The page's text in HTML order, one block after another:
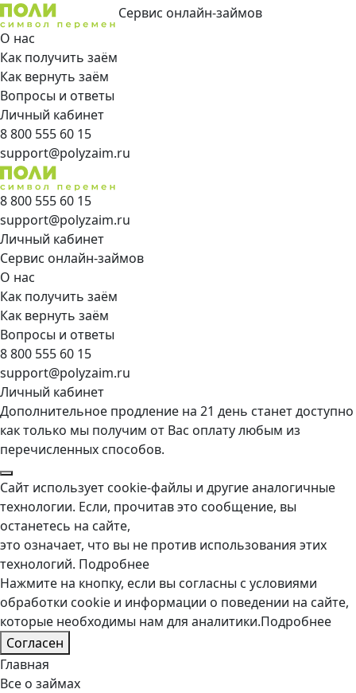
Сервис онлайн-займов
О нас
Как получить заём
Как вернуть заём
Вопросы и ответы
Личный кабинет
8 800 555 60 15
support@polyzaim.ru
8 800 555 60 15
support@polyzaim.ru
Личный кабинет
Сервис онлайн-займов
О нас
Как получить заём
Как вернуть заём
Вопросы и ответы
8 800 555 60 15
support@polyzaim.ru
Личный кабинет
Дополнительное продление на 21 день станет доступно
как только мы получим от Вас оплату любым из
перечисленных способов.
Сайт использует cookie-файлы и другие аналогичные
технологии. Если, прочитав это сообщение, вы
останетесь на сайте,
это означает, что вы не против использования этих
технологий. Подробнее
Нажмите на кнопку, если вы согласны с условиями
обработки cookie и информации о поведении на сайте,
которые необходимы нам для аналитики.Подробнее
Согласен
Главная
Все о займах